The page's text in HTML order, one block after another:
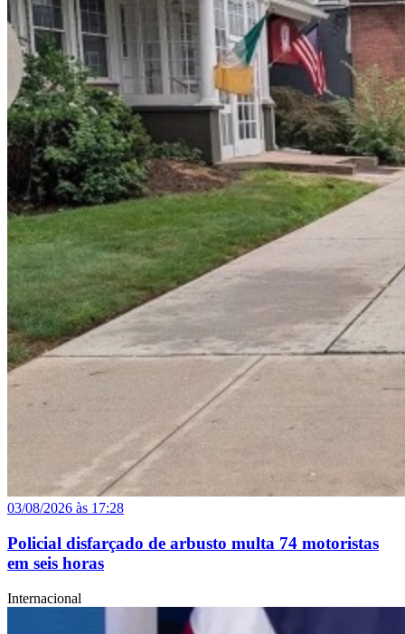
03/08/2026 às 17:28
Policial disfarçado de arbusto multa 74 motoristas
em seis horas
Internacional